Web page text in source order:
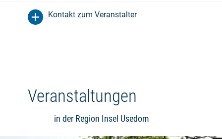
Kontakt zum Veranstalter
Veranstaltungen
in der Region Insel Usedom